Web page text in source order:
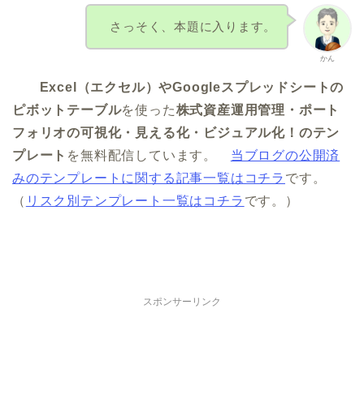
かん
さっそく、本題に入ります。
Excel（エクセル）やGoogleスプレッドシートの
ピボットテーブルを使った株式資産運用管理・ポート
フォリオの可視化・見える化・ビジュアル化！のテン
プレート を無料配信しています。 当ブログの公開済
みのテンプレートに関する記事一覧はコチラ です。
（ リスク別テンプレート一覧はコチラ です。）
スポンサーリンク